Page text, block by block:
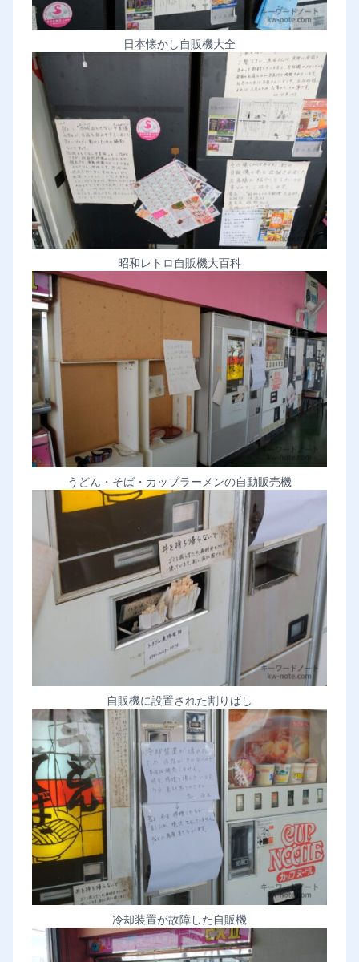
日本懐かし自販機大全
昭和レトロ自販機大百科
うどん・そば・カップラーメンの自動販売機
自販機に設置された割りばし
冷却装置が故障した自販機